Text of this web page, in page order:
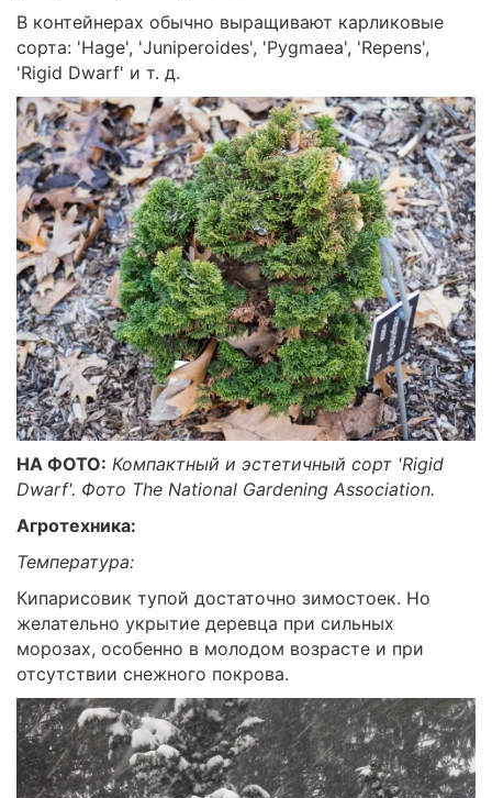
В контейнерах обычно выращивают карликовые
сорта: 'Наgе', 'Juniperoides', 'Рygmaea', 'Repens',
'Rigid Dwarf' и т. д.
НА ФОТО: Компактный и эстетичный сорт 'Rigid
Dwarf'. Фото The National Gardening Association.
Агротехника:
Температура:
Кипарисовик тупой достаточно зимостоек. Но
желательно укрытие деревца при сильных
морозах, особенно в молодом возрасте и при
отсутствии снежного покрова.